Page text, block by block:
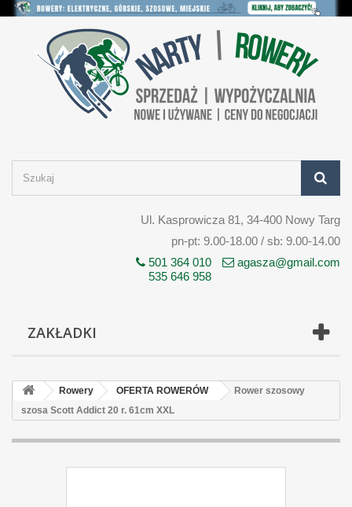
Ul. Kasprowicza 81, 34-400 Nowy Targ
pn-pt: 9.00-18.00 / sb: 9.00-14.00
501 364 010
535 646 958
agasza@gmail.com
ZAKŁADKI
Rowery OFERTA ROWERÓW
Rower szosowy
szosa Scott Addict 20 r. 61cm XXL